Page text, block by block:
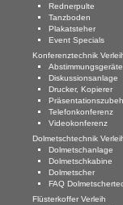
Rednerpulte
Tanzboden
Plakatsteher
Event Specials
Konferenztechnik
Abstimmungsgeräte
Diskussionsanlage
Drucker, Kopierer
Telefonkonferenz
Videokonferenz
Dolmetschtechnik
Dolmetschanlage
Dolmetschkabine
Dolmetscher
FAQ
Flüsterkoffer Verleih